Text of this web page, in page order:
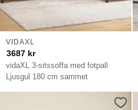
vidaXL 3-sitssoffa med fotpall
Ljusgul 180 cm sammet
VIDAXL
3687 kr